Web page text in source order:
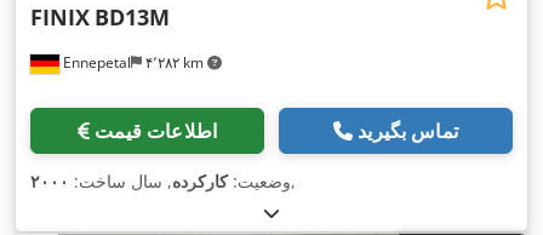
Ennepetal ۴٬۲۸۲ km
FINIX BD13M
اطلاعات قیمت تماس بگیرید
وضعیت:کارکرده, سال ساخت: ۲۰۰۰ ,